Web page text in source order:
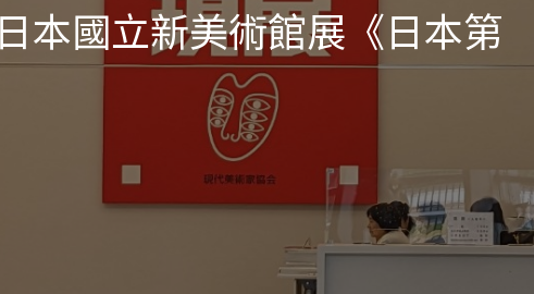
本國立新美術館展《日本第